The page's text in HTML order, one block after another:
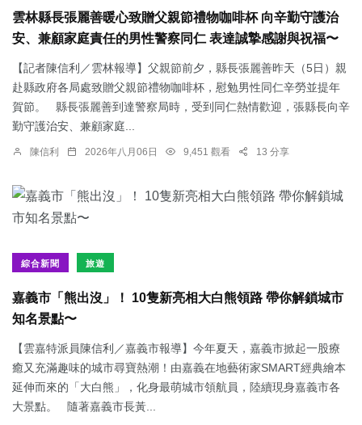
雲林縣長張麗善暖心致贈父親節禮物咖啡杯 向辛勤守護治
安、兼顧家庭責任的男性警察同仁 表達誠摯感謝與祝福〜
【記者陳信利／雲林報導】父親節前夕，縣長張麗善昨天（5日）親
赴縣政府各局處致贈父親節禮物咖啡杯，慰勉男性同仁辛勞並提年
賀節。 縣長張麗善到達警察局時，受到同仁熱情歡迎，張縣長向辛
勤守護治安、兼顧家庭...
陳信利 2026年八月06日 9,451 觀看 13 分享
綜合新聞 旅遊
嘉義市「熊出沒」！ 10隻新亮相大白熊領路 帶你解鎖城市
知名景點〜
【雲嘉特派員陳信利／嘉義市報導】今年夏天，嘉義市掀起一股療
癒又充滿趣味的城市尋寶熱潮！由嘉義在地藝術家SMART經典繪本
延伸而來的「大白熊」，化身最萌城市領航員，陸續現身嘉義市各
大景點。 隨著嘉義市長黃...